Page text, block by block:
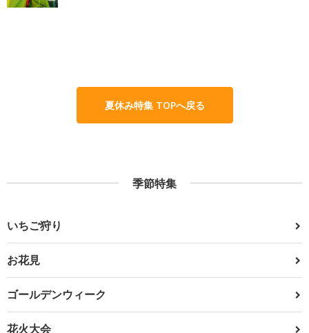
夏休み特集 TOPへ戻る
季節特集
いちご狩り
お花見
ゴールデンウィーク
花火大会